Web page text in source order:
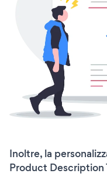
Inoltre, la
Product Description